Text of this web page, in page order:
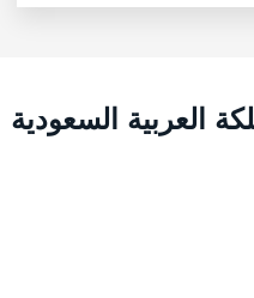
العربية السعودية